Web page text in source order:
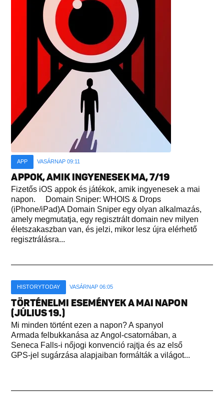
APP VASÁRNAP 09:11
APPOK, AMIK INGYENESEK MA, 7/19
Fizetős iOS appok és játékok, amik ingyenesek a mai
napon. Domain Sniper: WHOIS & Drops
(iPhone/iPad)A Domain Sniper egy olyan alkalmazás,
amely megmutatja, egy regisztrált domain nev milyen
életszakaszban van, és jelzi, mikor lesz újra elérhető
regisztrálásra...
HISTORYTODAY VASÁRNAP 06:05
TÖRTÉNELMI ESEMÉNYEK A MAI NAPON
(JÚLIUS 19.)
Mi minden történt ezen a napon? A spanyol
Armada felbukkanása az Angol-csatornában, a
Seneca Falls-i nőjogi konvenció rajtja és az első
GPS-jel sugárzása alapjaiban formálták a világot...